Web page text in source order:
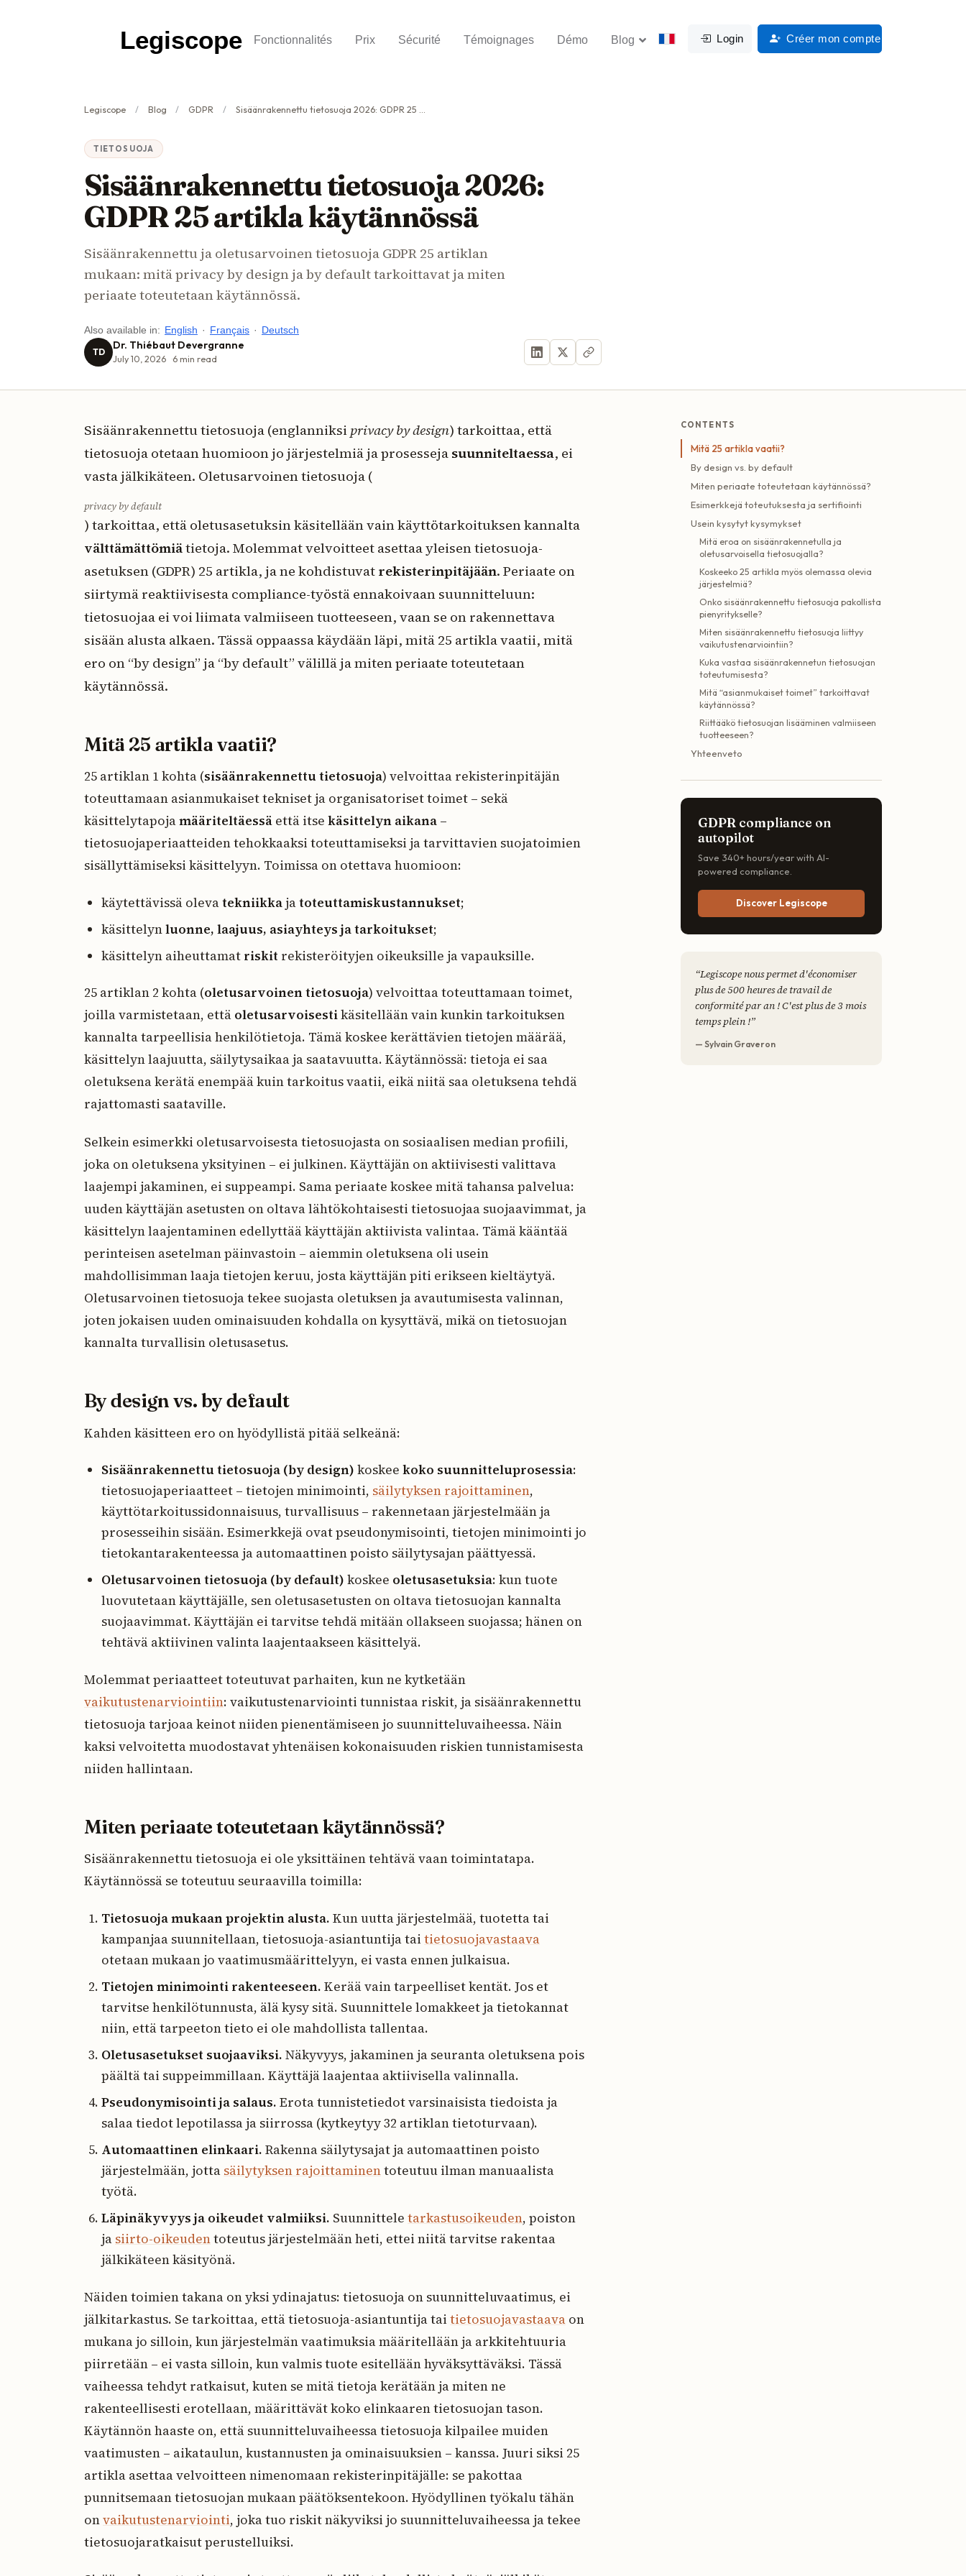
Legiscope Fonctionnalités Prix Sécurité Témoignages Démo Blog Login Créer mon compte
Legiscope Blog GDPR Sisäänrakennettu tietosuoja 2026: GDPR 25 artikla käytännössä
TIETOSUOJA
Sisäänrakennettu tietosuoja 2026:
GDPR 25 artikla käytännössä
Sisäänrakennettu ja oletusarvoinen tietosuoja GDPR 25 artiklan
mukaan: mitä privacy by design ja by default tarkoittavat ja miten
periaate toteutetaan käytännössä.
Also available in: English · Français · Deutsch
TD Dr. Thiébaut Devergranne
July 10, 2026 6 min read
Sisäänrakennettu tietosuoja (englanniksi privacy by design) tarkoittaa, että
tietosuoja otetaan huomioon jo järjestelmiä ja prosesseja suunniteltaessa, ei
vasta jälkikäteen. Oletusarvoinen tietosuoja (
privacy by default
) tarkoittaa, että oletusasetuksin käsitellään vain käyttötarkoituksen kannalta
välttämättömiätietoja. Molemmat velvoitteet asettaa yleisen tietosuoja-
asetuksen (GDPR) 25 artikla, ja ne kohdistuvat rekisterinpitäjään. Periaate on
siirtymä reaktiivisesta compliance-työstä ennakoivaan suunnitteluun:
tietosuojaa ei voi liimata valmiiseen tuotteeseen, vaan se on rakennettava
sisään alusta alkaen. Tässä oppaassa käydään läpi, mitä 25 artikla vaatii, mitä
ero on “by design” ja “by default” välillä ja miten periaate toteutetaan
käytännössä.
Mitä 25 artikla vaatii?
25 artiklan 1 kohta (sisäänrakennettu tietosuoja) velvoittaa rekisterinpitäjän
toteuttamaan asianmukaiset tekniset ja organisatoriset toimet – sekä
käsittelytapojamääriteltäessä että itse käsittelyn aikana –
tietosuojaperiaatteiden tehokkaaksi toteuttamiseksi ja tarvittavien suojatoimien
sisällyttämiseksi käsittelyyn. Toimissa on otettava huomioon:
käytettävissä olevatekniikka jatoteuttamiskustannukset;
käsittelynluonne, laajuus, asiayhteys ja tarkoitukset;
käsittelyn aiheuttamat riskit rekisteröityjen oikeuksille ja vapauksille.
25 artiklan 2 kohta (oletusarvoinen tietosuoja) velvoittaa toteuttamaan toimet,
joilla varmistetaan, että oletusarvoisestikäsitellään vain kunkin tarkoituksen
kannalta tarpeellisia henkilötietoja. Tämä koskee kerättävien tietojen määrää,
käsittelyn laajuutta, säilytysaikaa ja saatavuutta. Käytännössä: tietoja ei saa
oletuksena kerätä enempää kuin tarkoitus vaatii, eikä niitä saa oletuksena tehdä
rajattomasti saataville.
Selkein esimerkki oletusarvoisesta tietosuojasta on sosiaalisen median profiili,
joka on oletuksena yksityinen – ei julkinen. Käyttäjän on aktiivisesti valittava
laajempi jakaminen, ei suppeampi. Sama periaate koskee mitä tahansa palvelua:
uuden käyttäjän asetusten on oltava lähtökohtaisesti tietosuojaa suojaavimmat, ja
käsittelyn laajentaminen edellyttää käyttäjän aktiivista valintaa. Tämä kääntää
perinteisen asetelman päinvastoin – aiemmin oletuksena oli usein
mahdollisimman laaja tietojen keruu, josta käyttäjän piti erikseen kieltäytyä.
Oletusarvoinen tietosuoja tekee suojasta oletuksen ja avautumisesta valinnan,
joten jokaisen uuden ominaisuuden kohdalla on kysyttävä, mikä on tietosuojan
kannalta turvallisin oletusasetus.
By design vs. by default
Kahden käsitteen ero on hyödyllistä pitää selkeänä:
Sisäänrakennettu tietosuoja (by design) koskee koko suunnitteluprosessia:
tietosuojaperiaatteet – tietojen minimointi, säilytyksen rajoittaminen,
käyttötarkoitussidonnaisuus, turvallisuus – rakennetaan järjestelmään ja
prosesseihin sisään. Esimerkkejä ovat pseudonymisointi, tietojen minimointi jo
tietokantarakenteessa ja automaattinen poisto säilytysajan päättyessä.
Oletusarvoinen tietosuoja (by default) koskee oletusasetuksia: kun tuote
luovutetaan käyttäjälle, sen oletusasetusten on oltava tietosuojan kannalta
suojaavimmat. Käyttäjän ei tarvitse tehdä mitään ollakseen suojassa; hänen on
tehtävä aktiivinen valinta laajentaakseen käsittelyä.
Molemmat periaatteet toteutuvat parhaiten, kun ne kytketään
vaikutustenarviointiin: vaikutustenarviointi tunnistaa riskit, ja sisäänrakennettu
tietosuoja tarjoaa keinot niiden pienentämiseen jo suunnitteluvaiheessa. Näin
kaksi velvoitetta muodostavat yhtenäisen kokonaisuuden riskien tunnistamisesta
niiden hallintaan.
Miten periaate toteutetaan käytännössä?
Sisäänrakennettu tietosuoja ei ole yksittäinen tehtävä vaan toimintatapa.
Käytännössä se toteutuu seuraavilla toimilla:
Tietosuoja mukaan projektin alusta. Kun uutta järjestelmää, tuotetta tai
kampanjaa suunnitellaan, tietosuoja-asiantuntija taitietosuojavastaava
otetaan mukaan jo vaatimusmäärittelyyn, ei vasta ennen julkaisua.
Tietojen minimointi rakenteeseen. Kerää vain tarpeelliset kentät. Jos et
tarvitse henkilötunnusta, älä kysy sitä. Suunnittele lomakkeet ja tietokannat
niin, että tarpeeton tieto ei ole mahdollista tallentaa.
Oletusasetukset suojaaviksi. Näkyvyys, jakaminen ja seuranta oletuksena pois
päältä tai suppeimmillaan. Käyttäjä laajentaa aktiivisella valinnalla.
Pseudonymisointi ja salaus. Erota tunnistetiedot varsinaisista tiedoista ja
salaa tiedot lepotilassa ja siirrossa (kytkeytyy 32 artiklan tietoturvaan).
Automaattinen elinkaari. Rakenna säilytysajat ja automaattinen poisto
järjestelmään, jotta säilytyksen rajoittaminentoteutuu ilman manuaalista
työtä.
Läpinäkyvyys ja oikeudet valmiiksi. Suunnittele tarkastusoikeuden, poiston
ja siirto-oikeudentoteutus järjestelmään heti, ettei niitä tarvitse rakentaa
jälkikäteen käsityönä.
Näiden toimien takana on yksi ydinajatus: tietosuoja on suunnitteluvaatimus, ei
jälkitarkastus. Se tarkoittaa, että tietosuoja-asiantuntija taitietosuojavastaava on
mukana jo silloin, kun järjestelmän vaatimuksia määritellään ja arkkitehtuuria
piirretään – ei vasta silloin, kun valmis tuote esitellään hyväksyttäväksi. Tässä
vaiheessa tehdyt ratkaisut, kuten se mitä tietoja kerätään ja miten ne
rakenteellisesti erotellaan, määrittävät koko elinkaaren tietosuojan tason.
Käytännön haaste on, että suunnitteluvaiheessa tietosuoja kilpailee muiden
vaatimusten – aikataulun, kustannusten ja ominaisuuksien – kanssa. Juuri siksi 25
artikla asettaa velvoitteen nimenomaan rekisterinpitäjälle: se pakottaa
punnitsemaan tietosuojan mukaan päätöksentekoon. Hyödyllinen työkalu tähän
onvaikutustenarviointi, joka tuo riskit näkyviksi jo suunnitteluvaiheessa ja tekee
tietosuojaratkaisut perustelluiksi.
CONTENTS
Mitä 25 artikla vaatii?
By design vs. by default
Miten periaate toteutetaan käytännössä?
Esimerkkejä toteutuksesta ja sertifiointi
Usein kysytyt kysymykset
Mitä eroa on sisäänrakennetulla ja
oletusarvoisella tietosuojalla?
Koskeeko 25 artikla myös olemassa olevia
järjestelmiä?
Onko sisäänrakennettu tietosuoja pakollista
pienyritykselle?
Miten sisäänrakennettu tietosuoja liittyy
vaikutustenarviointiin?
Kuka vastaa sisäänrakennetun tietosuojan
toteutumisesta?
Mitä “asianmukaiset toimet” tarkoittavat
käytännössä?
Riittääkö tietosuojan lisääminen valmiiseen
tuotteeseen?
Yhteenveto
GDPR compliance on
autopilot
Save 340+ hours/year with AI-
powered compliance.
Discover Legiscope
“Legiscope nous permet d'économiser
plus de 500 heures de travail de
conformité par an ! C'est plus de 3 mois
temps plein !”
— Sylvain Graveron